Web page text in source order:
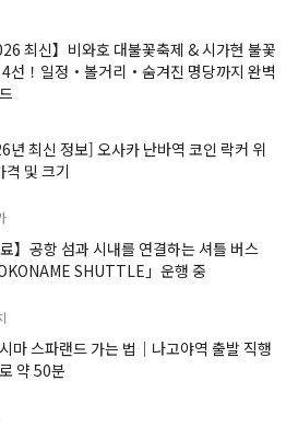
최신】비와호 대불꽃축제 & 시가현 불꽃
선！일정・볼거리・숨겨진 명당까지 완벽
년 최신 정보] 오사카 난바역 코인 락커 위
격 및 크기
료】공항 섬과 시내를 연결하는 셔틀 버스
SHUTTLE」운행 중
마 스파랜드 가는 법｜나고야역 출발 직행
약 50분